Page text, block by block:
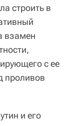
строить в
взамен
с ее
проливов
и его